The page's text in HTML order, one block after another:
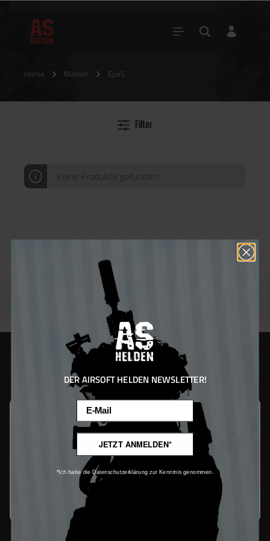
Home Marken EpeS
Filter
Keine Produkte gefunden.
Diese Website verwendet Cookies, um eine bestmögliche Erfahrung
bieten zu können.Mehr Informationen ...
Nur technisch notwendige
DER AIRSOFT HELDEN NEWSLETTER!
JETZT ANMELDEN*
*Ich habe die Datenschutzerklärung zur Kenntnis genommen.